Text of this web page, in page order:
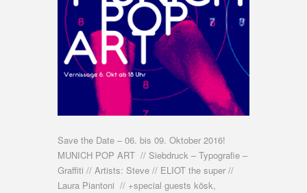
Save the Date – 06. bis 09. Oktober 2016!
MUNICH POP ART // Siebdruck – Typografie –
Graffiti // Artists: Steve // ELIOT the super //
Laura Piantoni // +special guests kösk,